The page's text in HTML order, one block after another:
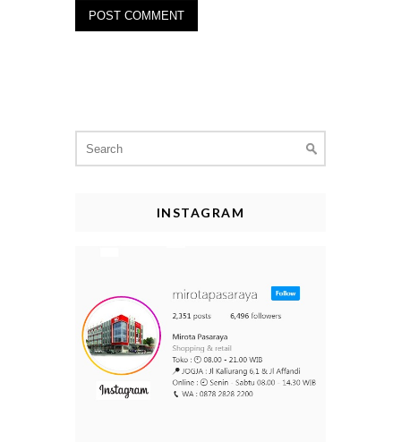
for:
INSTAGRAM